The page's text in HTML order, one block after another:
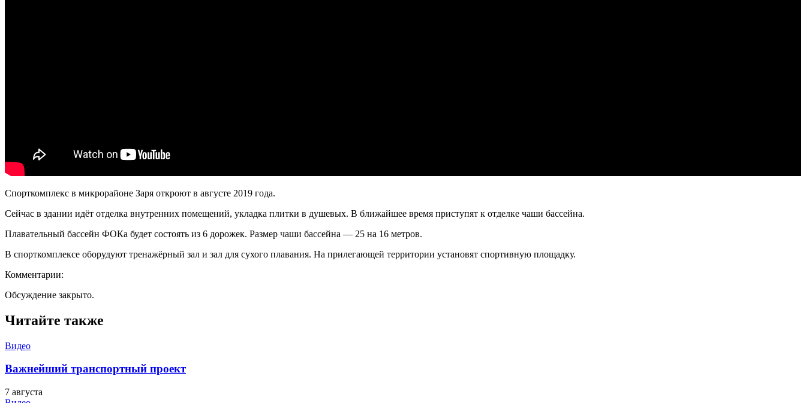
Спорткомплекс в микрорайоне Заря откроют в августе 2019 года.
Сейчас в здании идёт отделка внутренних помещений, укладка плитки в душевых. В ближайшее время приступят к отделке чаши бассейна.
Плавательный бассейн ФОКа будет состоять из 6 дорожек. Размер чаши бассейна — 25 на 16 метров.
В спорткомплексе оборудуют тренажёрный зал и зал для сухого плавания. На прилегающей территории установят спортивную площадку.
Комментарии:
Обсуждение закрыто.
Читайте также
Видео
Важнейший транспортный проект
7 августа